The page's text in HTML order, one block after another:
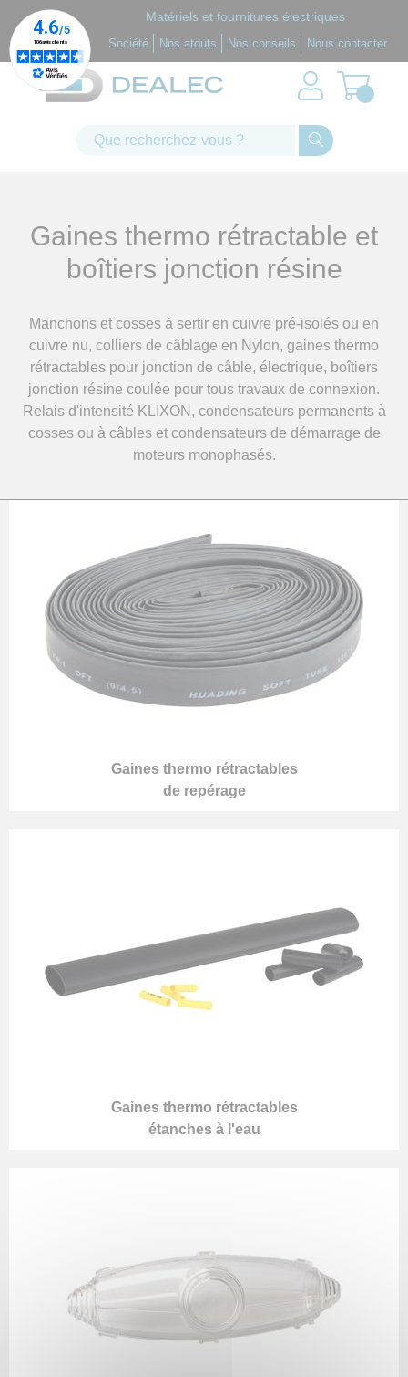
Matériels et fournitures électriques
Société Nos atouts Nos conseils Nous contacter
Gaines thermo rétractable et
boîtiers jonction résine
Manchons et cosses à sertir en cuivre pré-isolés ou en
cuivre nu, colliers de câblage en Nylon, gaines thermo
rétractables pour jonction de câble, électrique, boîtiers
jonction résine coulée pour tous travaux de connexion.
Relais d'intensité KLIXON, condensateurs permanents à
cosses ou à câbles et condensateurs de démarrage de
moteurs monophasés.
Gaines thermo rétractables
de repérage
Gaines thermo rétractables
étanches à l'eau
Panneau de gestion des cookies